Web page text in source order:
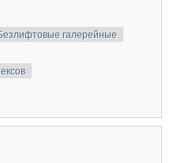
галерейные